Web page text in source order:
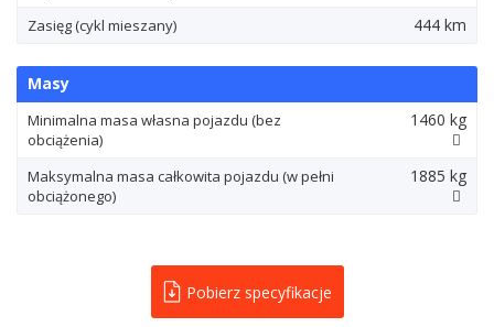
Zasięg (cykl mieszany) 444 km
Masy
Minimalna masa własna pojazdu (bez
obciążenia)
1460 kg
Maksymalna masa całkowita pojazdu (w pełni
obciążonego)
1885 kg
Pobierz specyfikacje